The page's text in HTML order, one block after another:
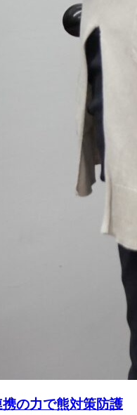
携の力で熊対策防護